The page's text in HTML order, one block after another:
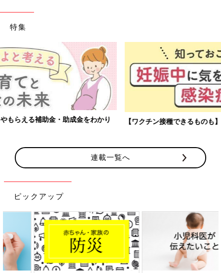
特集
【ワクチン接種できるものも】妊婦の感染症対策、知っておいて！
連載一覧へ
ピックアップ